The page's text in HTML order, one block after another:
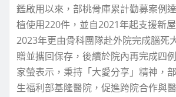
鑑啟用以來，部桃骨庫累計勸募案例
植使用220件，並自2021年起支援新
2023年更由骨科團隊赴外院完成腦死
贈並攜回保存，後續於院內再完成四
家螢表示，秉持「大愛分享」精神，
生福利部基隆醫院，促進跨院合作與